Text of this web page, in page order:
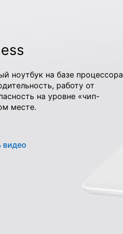
ноутбук на базе процессора
работу от
на уровне «чип-
месте.
видео